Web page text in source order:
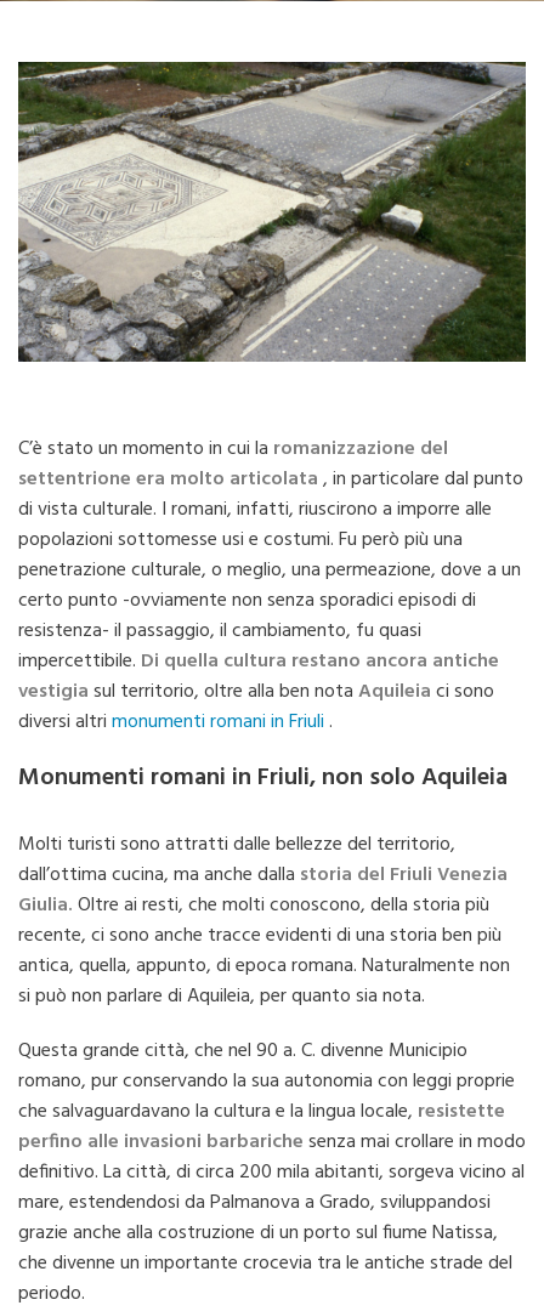
C’è stato un momento in cui la romanizzazione del
settentrione era molto articolata, in particolare dal punto
di vista culturale. I romani, infatti, riuscirono a imporre alle
popolazioni sottomesse usi e costumi. Fu però più una
penetrazione culturale, o meglio, una permeazione, dove a un
certo punto -ovviamente non senza sporadici episodi di
resistenza- il passaggio, il cambiamento, fu quasi
impercettibile. Di quella cultura restano ancora antiche
vestigiasul territorio, oltre alla ben notaAquileiaci sono
diversi altrimonumenti romani in Friuli.
Monumenti romani in Friuli, non solo Aquileia
Molti turisti sono attratti dalle bellezze del territorio,
dall’ottima cucina, ma anche dalla storia del Friuli Venezia
Giulia.Oltre ai resti, che molti conoscono, della storia più
recente, ci sono anche tracce evidenti di una storia ben più
antica, quella, appunto, di epoca romana. Naturalmente non
si può non parlare di Aquileia, per quanto sia nota.
Questa grande città, che nel 90 a. C. divenne Municipio
romano, pur conservando la sua autonomia con leggi proprie
che salvaguardavano la cultura e la lingua locale, resistette
perfino alle invasioni barbarichesenza mai crollare in modo
definitivo. La città, di circa 200 mila abitanti, sorgeva vicino al
mare, estendendosi da Palmanova a Grado, sviluppandosi
grazie anche alla costruzione di un porto sul fiume Natissa,
che divenne un importante crocevia tra le antiche strade del
periodo.